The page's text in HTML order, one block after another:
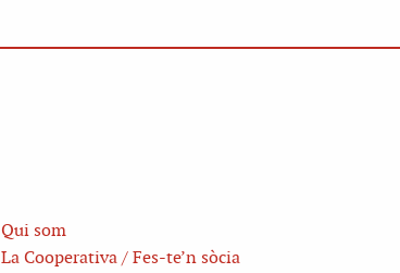
Qui som
La Cooperativa / Fes-te’n sòcia